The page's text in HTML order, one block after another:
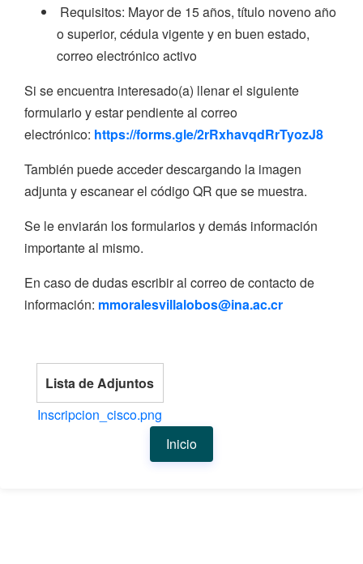
Requisitos: Mayor de 15 años, título noveno año
o superior, cédula vigente y en buen estado,
correo electrónico activo
Si se encuentra interesado(a) llenar el siguiente
formulario y estar pendiente al correo
electrónico: https://forms.gle/2rRxhavqdRrTyozJ8
También puede acceder descargando la imagen
adjunta y escanear el código QR que se muestra.
Se le enviarán los formularios y demás información
importante al mismo.
En caso de dudas escribir al correo de contacto de
información: mmoralesvillalobos@ina.ac.cr
Lista de Adjuntos
Inscripcion_cisco.png
Inicio